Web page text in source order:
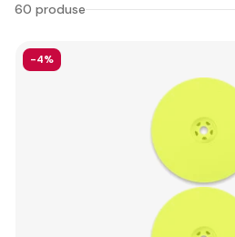
60 produse
-4%